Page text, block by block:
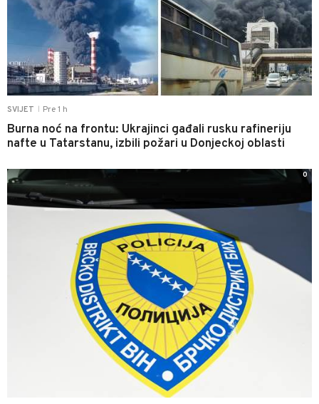
SVIJET Pre 1 h
Burna noć na frontu: Ukrajinci gađali rusku rafineriju
nafte u Tatarstanu, izbili požari u Donjeckoj oblasti
0